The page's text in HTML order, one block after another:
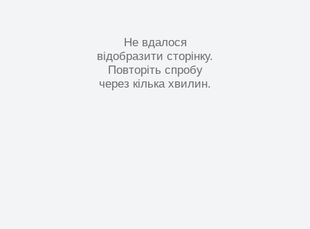
Не вдалося
відобразити сторінку.
Повторіть спробу
через кілька хвилин.